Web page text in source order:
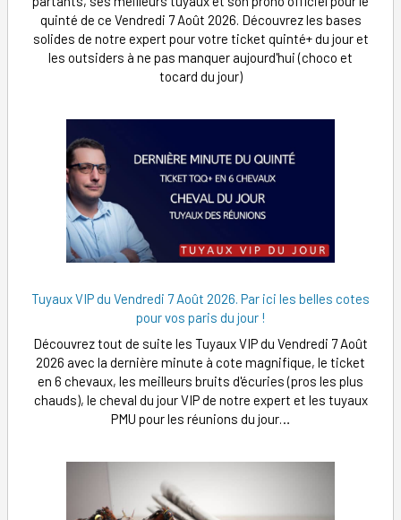
quinté de ce Vendredi 7 Août 2026. Découvrez les bases
solides de notre expert pour votre ticket quinté+ du jour et
les outsiders à ne pas manquer aujourd'hui (choco et
tocard du jour)
Tuyaux VIP du Vendredi 7 Août 2026. Par ici les belles cotes
pour vos paris du jour !
Découvrez tout de suite les Tuyaux VIP du Vendredi 7 Août
2026 avec la dernière minute à cote magnifique, le ticket
en 6 chevaux, les meilleurs bruits d'écuries (pros les plus
chauds), le cheval du jour VIP de notre expert et les tuyaux
PMU pour les réunions du jour…